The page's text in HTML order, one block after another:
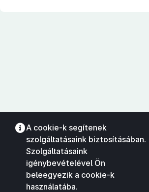
A cookie-k segítenek
szolgáltatásaink biztosításában.
Szolgáltatásaink
igénybevételével Ön
beleegyezik a cookie-k
használatába.